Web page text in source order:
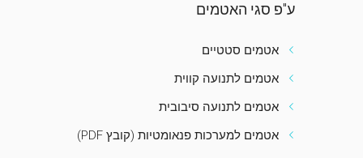
ע"פ סגי האטמים
אטמים סטטיים
אטמים לתנועה קווית
אטמים לתנועה סיבובית
אטמים למערכות פנאומטיות (קובץ PDF)